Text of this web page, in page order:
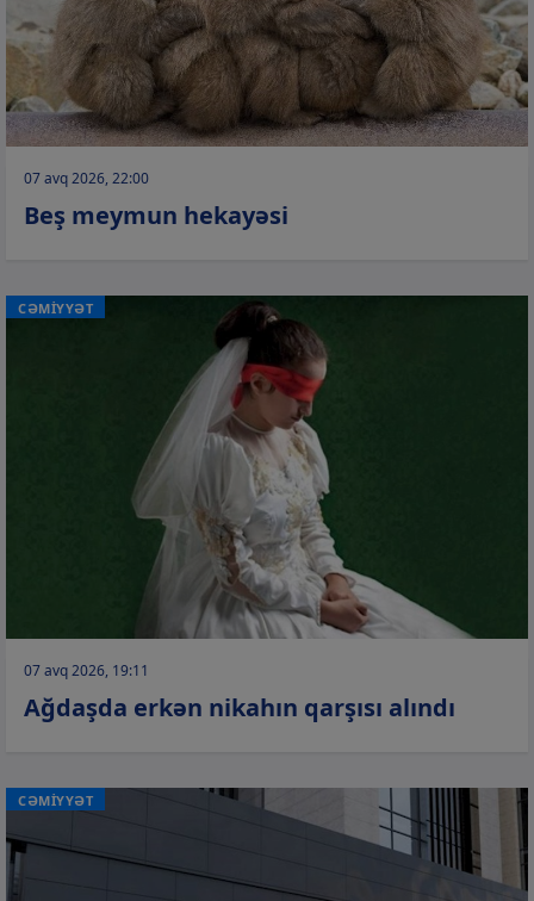
07 avq 2026, 22:00
Beş meymun hekayəsi
CƏMİYYƏT
07 avq 2026, 19:11
Ağdaşda erkən nikahın qarşısı alındı
CƏMİYYƏT